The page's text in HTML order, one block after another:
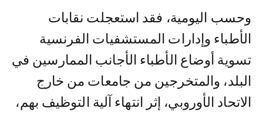
وحسب اليومية، فقد استعجلت نقابات
الأطباء وإدارات المستشفيات الفرنسية
تسوية أوضاع الأطباء الأجانب الممارسين في
البلد، والمتخرجين من جامعات من خارج
الاتحاد الأوروبي، إثر انتهاء آلية التوظيف بهم،